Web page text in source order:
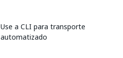
Use a CLI para transporte
automatizado